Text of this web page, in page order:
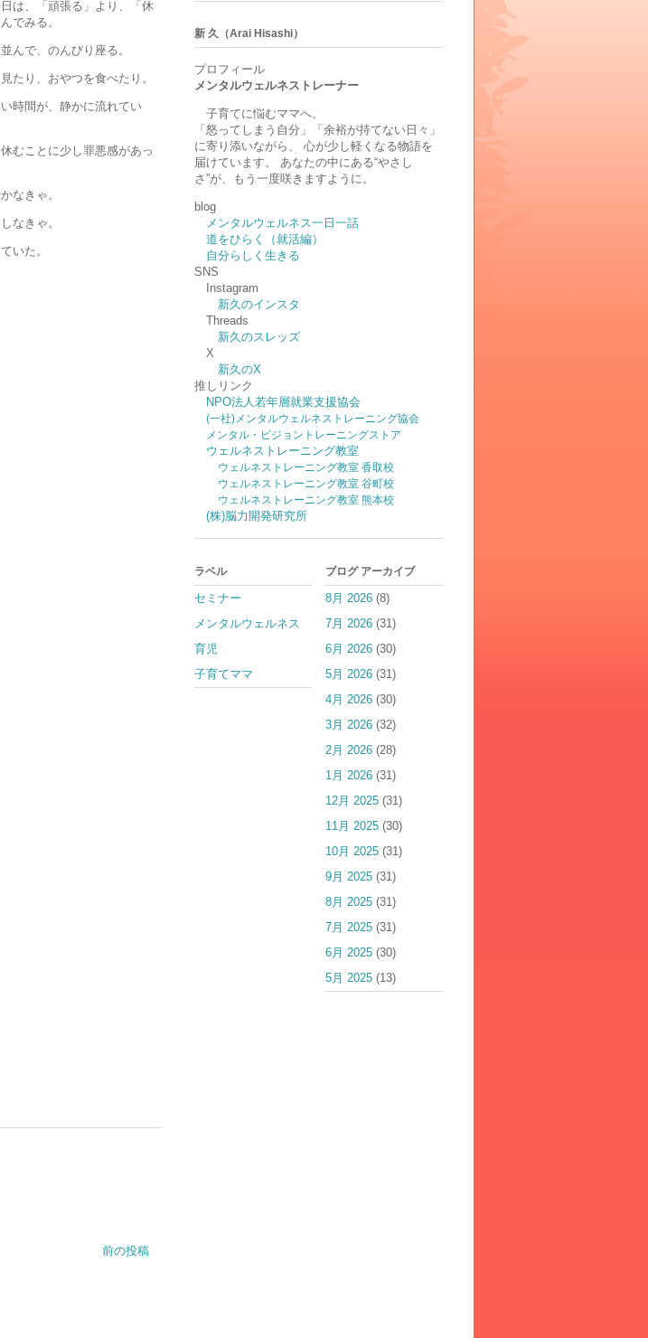
は、「頑張る」より、「休
でみる。
んで、のんびり座る。
たり、おやつを食べたり。
時間が、静かに流れてい
むことに少し罪悪感があっ
なきゃ。
なきゃ。
いた。
前の投稿
新 久（Arai Hisashi）
プロフィール
メンタルウェルネストレーナー
子育てに悩むママへ。
「怒ってしまう自分」「余裕が持てない日々」
に寄り添いながら、 心が少し軽くなる物語を
届けています。 あなたの中にある“やさし
さ”が、もう一度咲きますように。
blog
メンタルウェルネス一日一話
道をひらく（就活編）
自分らしく生きる
SNS
Instagram
新久のインスタ
Threads
新久のスレッズ
X
新久のX
推しリンク
NPO法人若年層就業支援協会
(一社)メンタルウェルネストレーニング協会
メンタル・ビジョントレーニングストア
ウェルネストレーニング教室
ウェルネストレーニング教室 香取校
ウェルネストレーニング教室 谷町校
ウェルネストレーニング教室 熊本校
(株)脳力開発研究所
ラベル
セミナー
メンタルウェルネス
育児
子育てママ
ブログ アーカイブ
8月 2026 (8)
7月 2026 (31)
6月 2026 (30)
5月 2026 (31)
4月 2026 (30)
3月 2026 (32)
2月 2026 (28)
1月 2026 (31)
12月 2025 (31)
11月 2025 (30)
10月 2025 (31)
9月 2025 (31)
8月 2025 (31)
7月 2025 (31)
6月 2025 (30)
5月 2025 (13)